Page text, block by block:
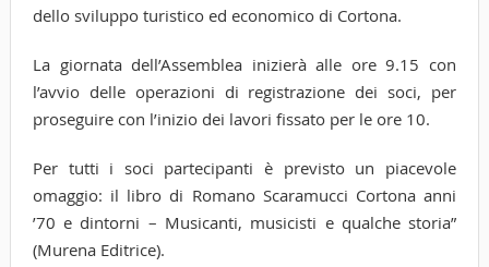
dello sviluppo turistico ed economico di Cortona.
La giornata dell’Assemblea inizierà alle ore 9.15 con
l’avvio delle operazioni di registrazione dei soci, per
proseguire con l’inizio dei lavori fissato per le ore 10.
Per tutti i soci partecipanti è previsto un piacevole
omaggio: il libro di Romano Scaramucci Cortona anni
’70 e dintorni – Musicanti, musicisti e qualche storia”
(Murena Editrice).